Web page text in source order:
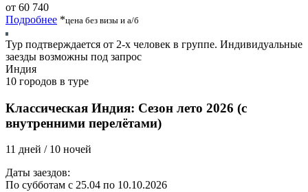
от 60 740
Подробнее *цена без визы и а/б
Тур подтверждается от 2-х человек в группе. Индивидуальные
заезды возможны под запрос
Индия
10 городов в туре
Классическая Индия: Сезон лето 2026 (с
внутренними перелётами)
11 дней / 10 ночей
Даты заездов:
По субботам с 25.04 по 10.10.2026